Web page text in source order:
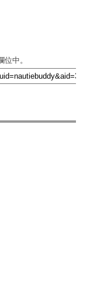
中。